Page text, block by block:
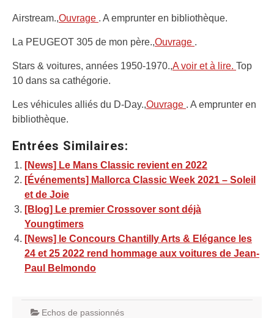
Airstream.,Ouvrage . A emprunter en bibliothèque.
La PEUGEOT 305 de mon père.,Ouvrage .
Stars & voitures, années 1950-1970.,A voir et à lire. Top
10 dans sa cathégorie.
Les véhicules alliés du D-Day.,Ouvrage . A emprunter en
bibliothèque.
Entrées Similaires:
[News] Le Mans Classic revient en 2022
[Événements] Mallorca Classic Week 2021 – Soleil
et de Joie
[Blog] Le premier Crossover sont déjà
Youngtimers
[News] le Concours Chantilly Arts & Elégance les
24 et 25 2022 rend hommage aux voitures de Jean-
Paul Belmondo
Echos de passionnés